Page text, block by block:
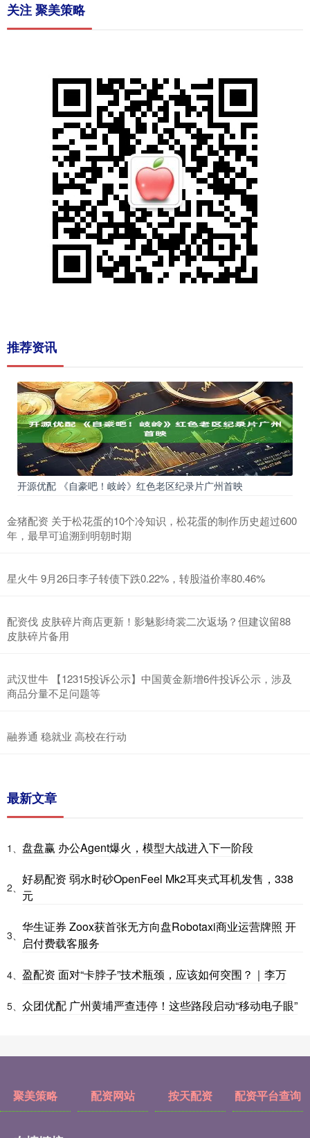
关注 聚美策略
推荐资讯
开源优配 《自豪吧！岐岭》红色老区纪录片广州首映
金猪配资 关于松花蛋的10个冷知识，松花蛋的制作历史超过600
年，最早可追溯到明朝时期
星火牛 9月26日李子转债下跌0.22%，转股溢价率80.46%
配资伐 皮肤碎片商店更新！影魅影绮裳二次返场？但建议留88
皮肤碎片备用
武汉世牛 【12315投诉公示】中国黄金新增6件投诉公示，涉及
商品分量不足问题等
融券通 稳就业 高校在行动
最新文章
1、 盘盘赢 办公Agent爆火，模型大战进入下一阶段
2、
好易配资 弱水时砂OpenFeel Mk2耳夹式耳机发售，338
元
3、
华生证券 Zoox获首张无方向盘Robotaxi商业运营牌照 开
启付费载客服务
4、 盈配资 面对“卡脖子”技术瓶颈，应该如何突围？｜李万
5、 众团优配 广州黄埔严查违停！这些路段启动“移动电子眼”
聚美策略 配资网站 按天配资 配资平台查询